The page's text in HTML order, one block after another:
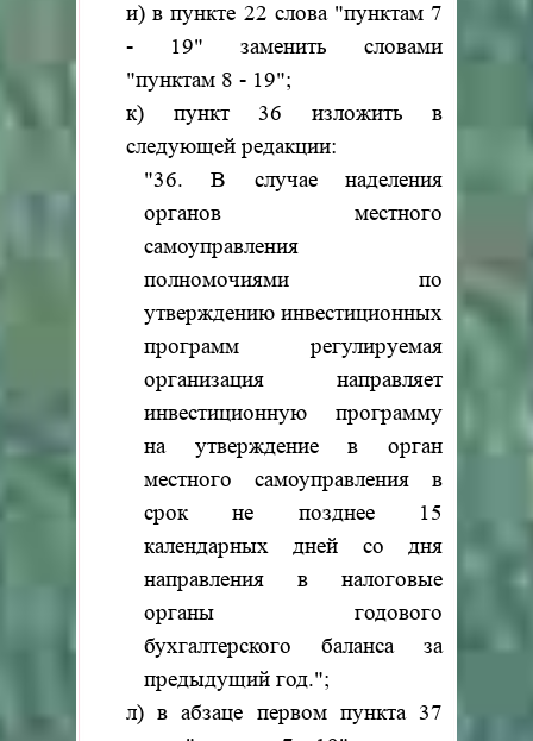
и) в пункте 22 слова "пунктам 7
- 19" заменить словами
"пунктам 8 - 19";
к) пункт 36 изложить в
следующей редакции:
"36. В случае наделения
органов местного
самоуправления
полномочиями по
утверждению инвестиционных
программ регулируемая
организация направляет
инвестиционную программу
на утверждение в орган
местного самоуправления в
срок не позднее 15
календарных дней со дня
направления в налоговые
органы годового
бухгалтерского баланса за
предыдущий год.";
л) в абзаце первом пункта 37